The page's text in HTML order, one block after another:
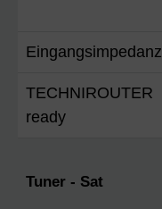
Eingangsimpedanz
TECHNIROUTER
ready
Tuner - Sat